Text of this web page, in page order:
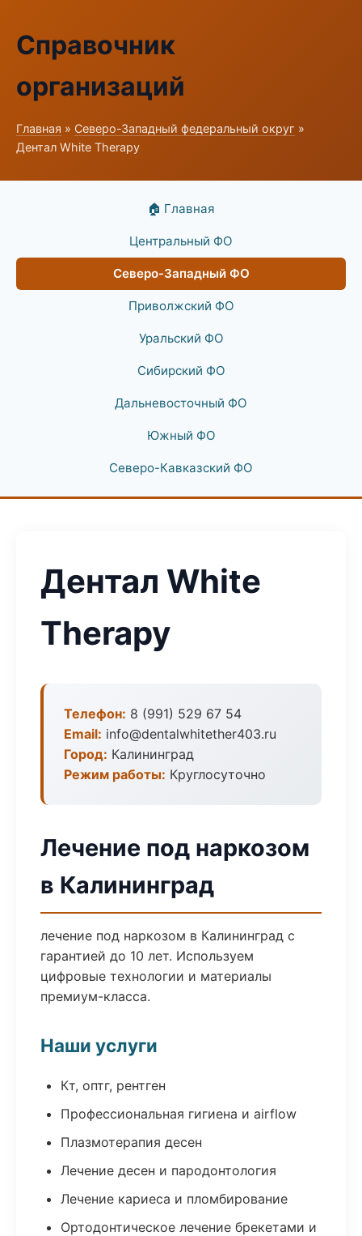
Справочник
организаций
Главная » Северо-Западный федеральный округ »
Дентал White Therapy
🏠 Главная
Центральный ФО
Северо-Западный ФО
Приволжский ФО
Уральский ФО
Сибирский ФО
Дальневосточный ФО
Южный ФО
Северо-Кавказский ФО
Дентал White
Therapy
Телефон: 8 (991) 529 67 54
Email: info@dentalwhitether403.ru
Город: Калининград
Режим работы: Круглосуточно
Лечение под наркозом
в Калининград
лечение под наркозом в Калининград с
гарантией до 10 лет. Используем
цифровые технологии и материалы
премиум-класса.
Наши услуги
Кт, оптг, рентген
Профессиональная гигиена и airflow
Плазмотерапия десен
Лечение десен и пародонтология
Лечение кариеса и пломбирование
Ортодонтическое лечение брекетами и